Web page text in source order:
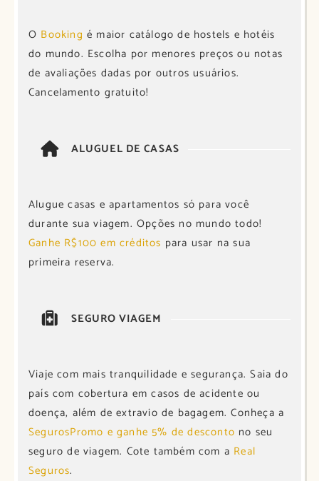
O Booking é maior catálogo de hostels e hotéis
do mundo. Escolha por menores preços ou notas
de avaliações dadas por outros usuários.
Cancelamento gratuito!
ALUGUEL DE CASAS
Alugue casas e apartamentos só para você
durante sua viagem. Opções no mundo todo!
Ganhe R$100 em créditos para usar na sua
primeira reserva.
SEGURO VIAGEM
Viaje com mais tranquilidade e segurança. Saia do
país com cobertura em casos de acidente ou
doença, além de extravio de bagagem. Conheça a
SegurosPromo e ganhe 5% de desconto no seu
seguro de viagem. Cote também com a Real
Seguros.